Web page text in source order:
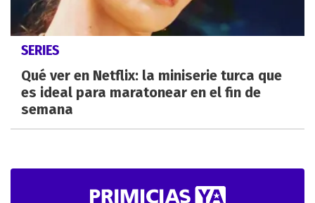
SERIES
Qué ver en Netflix: la miniserie turca que
es ideal para maratonear en el fin de
semana